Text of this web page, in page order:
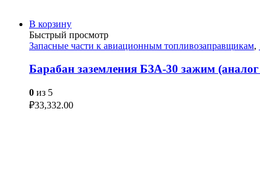
В корзину
Быстрый просмотр
Запасные части к авиационным топливозаправщикам,
Барабан заземления БЗА-30 зажим
0 из 5
₽33,332.00